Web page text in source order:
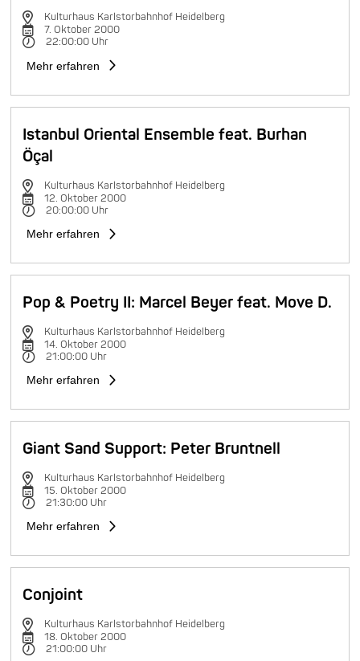
Kulturhaus Karlstorbahnhof Heidelberg
7. Oktober 2000
22:00:00 Uhr
Mehr erfahren
Istanbul Oriental Ensemble feat. Burhan
Öçal
Kulturhaus Karlstorbahnhof Heidelberg
12. Oktober 2000
20:00:00 Uhr
Mehr erfahren
Pop & Poetry II: Marcel Beyer feat. Move D.
Kulturhaus Karlstorbahnhof Heidelberg
14. Oktober 2000
21:00:00 Uhr
Mehr erfahren
Giant Sand Support: Peter Bruntnell
Kulturhaus Karlstorbahnhof Heidelberg
15. Oktober 2000
21:30:00 Uhr
Mehr erfahren
Conjoint
Kulturhaus Karlstorbahnhof Heidelberg
18. Oktober 2000
21:00:00 Uhr